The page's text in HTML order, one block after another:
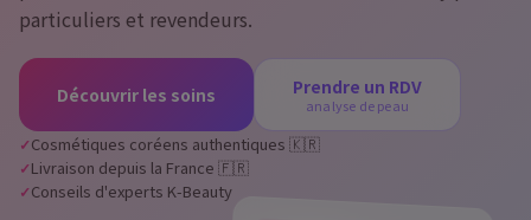
particuliers et revendeurs.
Découvrir les soins Prendre un RDV
analyse de peau
Cosmétiques coréens authentiques 🇰🇷
Livraison depuis la France 🇫🇷
Conseils d'experts K-Beauty
Cancel